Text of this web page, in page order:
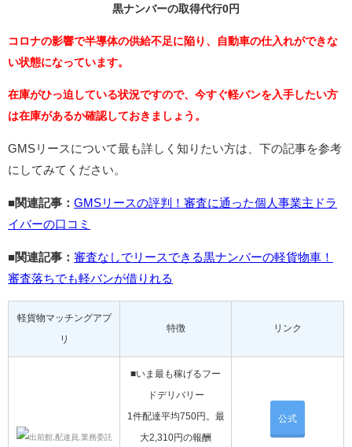
黒ナンバーの取得代行0円
コロナの影響で半導体の供給不足に陥り、自動車の仕入れができな
い状態になっています。
在庫がひっ迫している状況ですので、今すぐ軽バンを入手したい方
は在庫があるか確認しておきましょう。
GMSリースについて最も詳しく知りたい方は、下の記事を参考
にしてみてください。
■関連記事： GMSリースの評判！審査に通った個人事業主ドラ
イバーの口コミ
■関連記事： 審査なしでリースできる黒ナンバーの軽貨物車！
審査落ちでも軽バンが借りれる
軽貨物マッチングアプ
リ
特徴 リンク
■いま最も稼げるフー
ドデリバリー
1件配達平均750円。最
大2,310円の報酬
公式